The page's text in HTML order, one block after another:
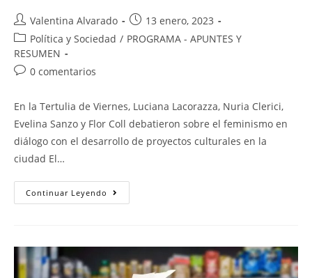
Valentina Alvarado
13 enero, 2023
Política y Sociedad / PROGRAMA - APUNTES Y
RESUMEN
0 comentarios
En la Tertulia de Viernes, Luciana Lacorazza, Nuria Clerici,
Evelina Sanzo y Flor Coll debatieron sobre el feminismo en
diálogo con el desarrollo de proyectos culturales en la
ciudad El…
Continuar Leyendo